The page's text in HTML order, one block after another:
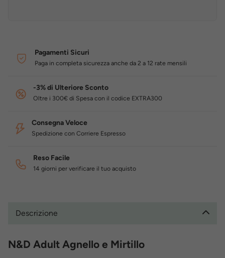
Pagamenti Sicuri
Paga in completa sicurezza anche da 2 a 12 rate mensili
-3% di Ulteriore Sconto
Oltre i 300€ di Spesa con il codice EXTRA300
Consegna Veloce
Spedizione con Corriere Espresso
Reso Facile
14 giorni per verificare il tuo acquisto
Descrizione
N&D Adult Agnello e Mirtillo